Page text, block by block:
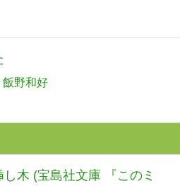
飯野和好
木 (宝島社文庫 『このミ